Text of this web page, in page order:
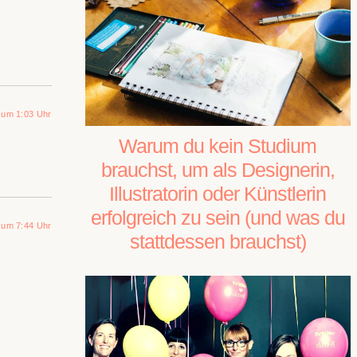
1:03 Uhr
7:44 Uhr
Warum du kein Studium
brauchst, um als Designerin,
Illustratorin oder Künstlerin
erfolgreich zu sein (und was du
stattdessen brauchst)